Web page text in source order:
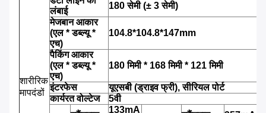
शारीरिक
मापदंडों
लंबाई
180 सेमी (± 3 सेमी)
मेजबान आकार
(एल * डब्ल्यू *
एच)
104.8*104.8*147mm
पैकिंग आकार
(एल * डब्ल्यू *
एच)
180 मिमी * 168 मिमी * 121 मिमी
इंटरफेस
यूएसबी (ड्राइव फ्री), सीरियल पोर्ट
कार्यरत वोल्टेज
5वी
133mA